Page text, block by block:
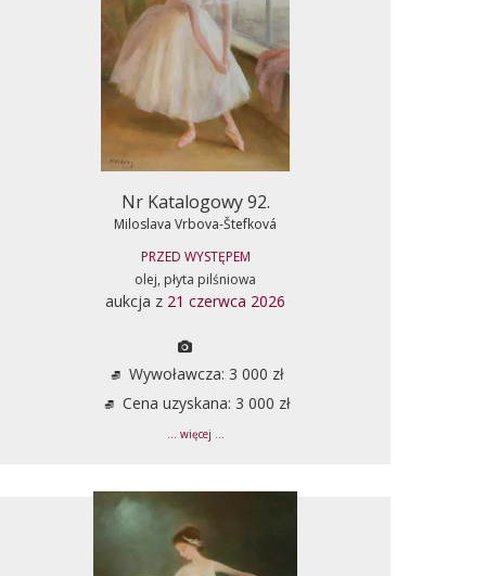
Nr Katalogowy 92.
Miloslava Vrbova-Štefková
PRZED WYSTĘPEM
olej, płyta pilśniowa
aukcja z 21 czerwca 2026
Wywoławcza: 3 000 zł
Cena uzyskana: 3 000 zł
... więcej ...